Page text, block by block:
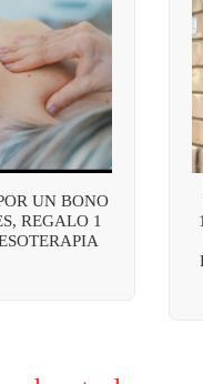
UN BONO
REGALO 1